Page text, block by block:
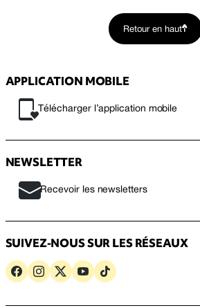
Retour en haut
APPLICATION MOBILE
Télécharger l’application mobile
NEWSLETTER
Recevoir les newsletters
SUIVEZ-NOUS SUR LES RÉSEAUX